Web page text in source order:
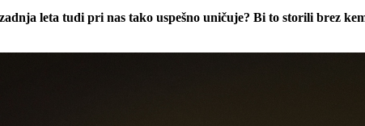
leta tudi pri nas tako uspešno uničuje? Bi to storili brez